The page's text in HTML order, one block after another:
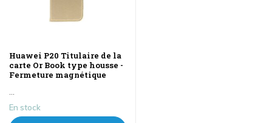
Huawei P20 Titulaire de la
carte Or Book type housse -
Fermeture magnétique
En stock